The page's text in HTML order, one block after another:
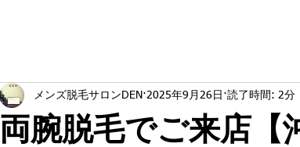
両腕脱毛でご来店【
メンズ脱毛サロンDEN 2025年9月26日 読了時間: 2分